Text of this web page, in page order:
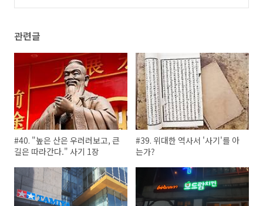
관련글
#40. "높은 산은 우러러보고, 큰
길은 따라간다." 사기 1장
#39. 위대한 역사서 '사기'를 아
는가?